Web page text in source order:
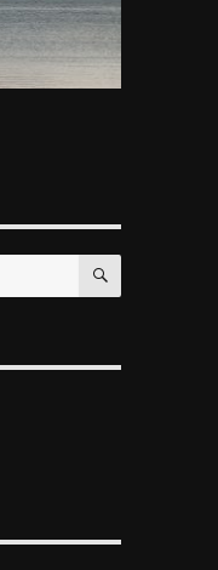
SEARCH